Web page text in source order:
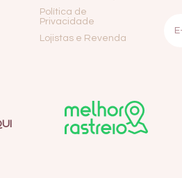
Política de
Privacidade
Lojistas e Revenda